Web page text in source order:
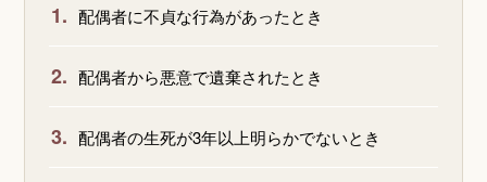
1. 配偶者に不貞な行為があったとき
2. 配偶者から悪意で遺棄されたとき
3. 配偶者の生死が3年以上明らかでないとき